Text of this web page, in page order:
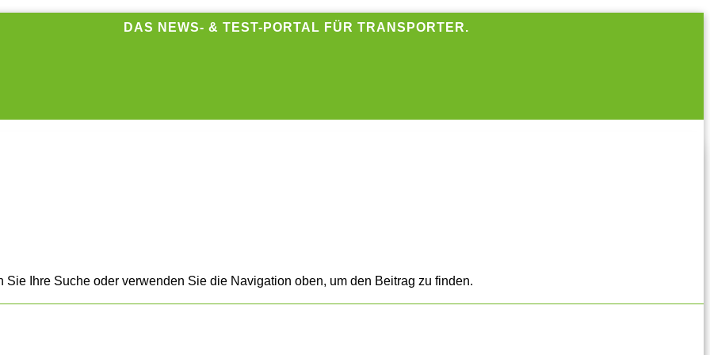
DAS NEWS- & TEST-PORTAL FÜR TRANSPORTER.
Ihre Suche oder verwenden Sie die Navigation oben, um den Beitrag zu finden.